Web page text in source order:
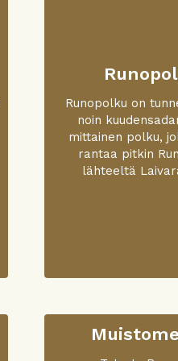
Runopolku on
noin
mittainen polku,
rantaa pitkin
lähteeltä